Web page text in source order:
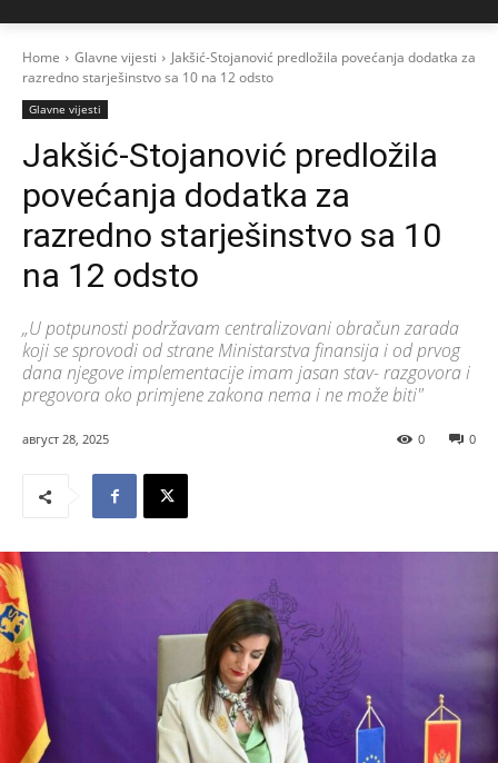
Home Glavne vijesti
Jakšić-Stojanović predložila povećanja dodatka za
razredno starješinstvo sa 10 na 12 odsto
Glavne vijesti
Jakšić-Stojanović predložila
povećanja dodatka za
razredno starješinstvo sa 10
na 12 odsto
„U potpunosti podržavam centralizovani obračun zarada
koji se sprovodi od strane Ministarstva finansija i od prvog
dana njegove implementacije imam jasan stav- razgovora i
pregovora oko primjene zakona nema i ne može biti"
август 28, 2025 0
0